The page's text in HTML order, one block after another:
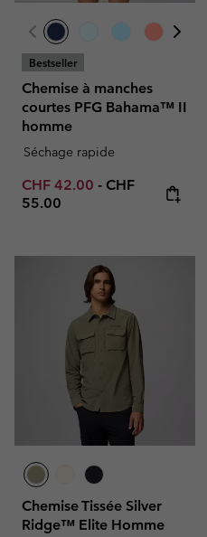
Bestseller
Chemise à manches
courtes PFG Bahama™ II
homme
Séchage rapide
Minimum sale price:
CHF 42.00 - Maximum price:
CHF
55.00
Chemise Tissée Silver
Ridge™ Elite Homme